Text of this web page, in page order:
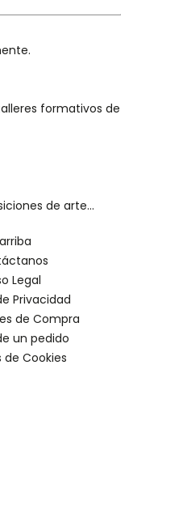
formativos de
de arte...
Legal
Privacidad
de Compra
un pedido
de Cookies